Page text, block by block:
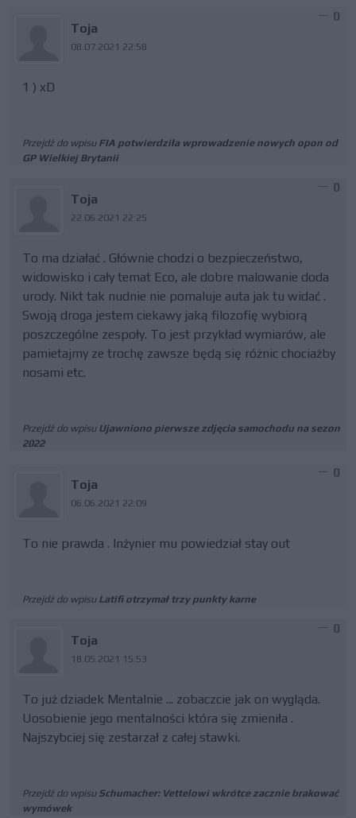
Toja
08.07.2021 22:58
0
1 ) xD
Przejdź do wpisu FIA potwierdziła wprowadzenie nowych opon od
GP Wielkiej Brytanii
Toja
22.06.2021 22:25
0
To ma działać . Głównie chodzi o bezpieczeństwo,
widowisko i cały temat Eco, ale dobre malowanie doda
urody. Nikt tak nudnie nie pomaluje auta jak tu widać .
Swoją droga jestem ciekawy jaką filozofię wybiorą
poszczególne zespoły. To jest przykład wymiarów, ale
pamietajmy ze trochę zawsze będą się różnic chociażby
nosami etc.
Przejdź do wpisu Ujawniono pierwsze zdjęcia samochodu na sezon
2022
Toja
06.06.2021 22:09
0
To nie prawda . Inżynier mu powiedział stay out
Przejdź do wpisu Latifi otrzymał trzy punkty karne
Toja
18.05.2021 15:53
0
To już dziadek Mentalnie ... zobaczcie jak on wygląda.
Uosobienie jego mentalności która się zmieniła .
Najszybciej się zestarzał z całej stawki.
Przejdź do wpisu Schumacher: Vettelowi wkrótce zacznie brakować
wymówek